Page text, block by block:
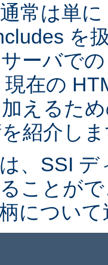
常は単
を
ーバで
在の
えるた
紹介し
、SSI
ことが
につい